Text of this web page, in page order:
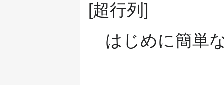
[超行列]
はじめに簡単